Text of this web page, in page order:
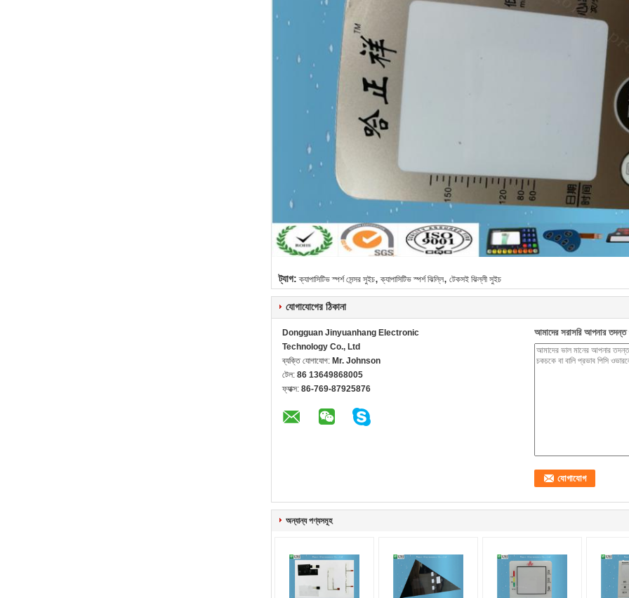
ট্যাগ: ক্যাপাসিটিভ স্পর্শ সেন্সর সুইচ, ক্যাপাসিটিভ স্পর্শ ঝিল্লি, টেকসই ঝিল্লী সুইচ
যোগাযোগের ঠিকানা
Dongguan Jinyuanhang Electronic
Technology Co., Ltd
ব্যক্তি যোগাযোগ: Mr. Johnson
টেল: 86 13649868005
ফ্যাক্স: 86-769-87925876
আমাদের সরাসরি আপনার তদন্ত
অন্যান্য পণ্যসমূহ